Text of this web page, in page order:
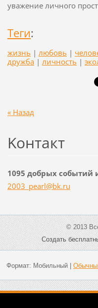
уважение личного
Теги:
жизнь | любовь |
дружба | личность |
« Назад
Koнтакт
1095 добрых событий
2003_pearl@bk.ru
© 2013
Создать
Формат: Мобильный|